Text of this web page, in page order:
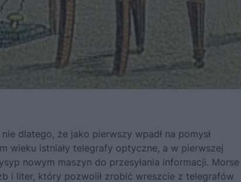
dlatego, że jako pierwszy wpadł na pomysł
wieku istniały telegrafy optyczne, a w pierwszej
nowym maszyn do przesyłania informacji. Morse
i liter, który pozwolił zrobić wreszcie z telegrafów